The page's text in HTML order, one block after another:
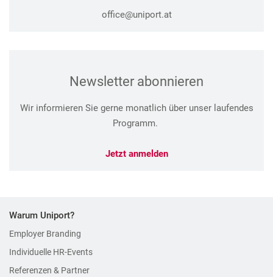
office@uniport.at
Newsletter abonnieren
Wir informieren Sie gerne monatlich über unser laufendes
Programm.
Jetzt anmelden
Warum Uniport?
Employer Branding
Individuelle HR-Events
Referenzen & Partner